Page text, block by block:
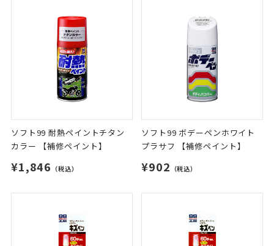
ソフト99 耐熱ペイントチタン
カラー 【補修ペイント】
¥1,846 （税込）
ソフト99 ボデーペンホワイト
プラサフ 【補修ペイント】
¥902 （税込）